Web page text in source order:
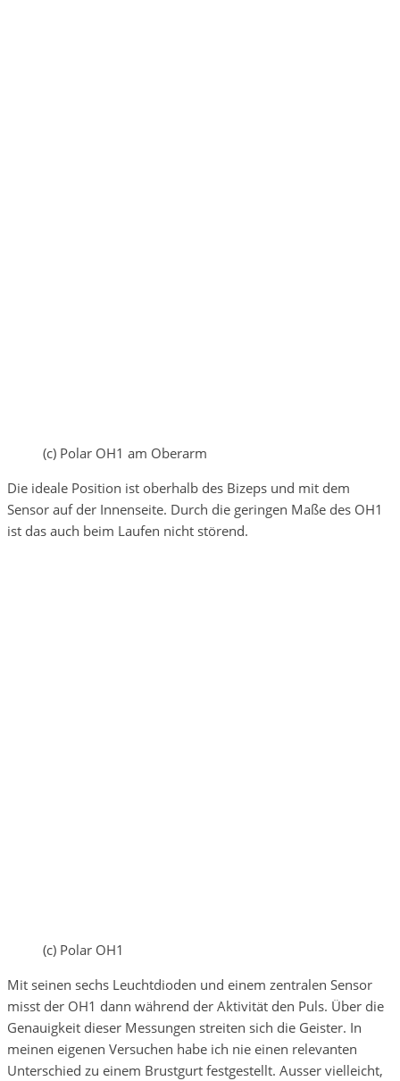
(c) Polar OH1 am Oberarm
Die ideale Position ist oberhalb des Bizeps und mit dem
Sensor auf der Innenseite. Durch die geringen Maße des OH1
ist das auch beim Laufen nicht störend.
(c) Polar OH1
Mit seinen sechs Leuchtdioden und einem zentralen Sensor
misst der OH1 dann während der Aktivität den Puls. Über die
Genauigkeit dieser Messungen streiten sich die Geister. In
meinen eigenen Versuchen habe ich nie einen relevanten
Unterschied zu einem Brustgurt festgestellt. Ausser vielleicht,